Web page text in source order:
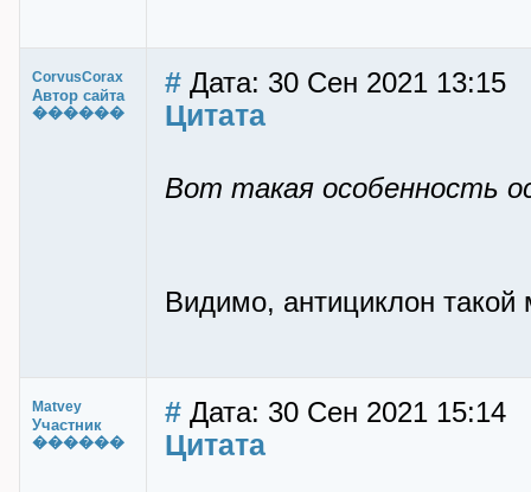
CorvusCorax
Автор сайта
������
# Дата: 30 Сен 2021 13:15
Цитата
Вот такая особенность
Видимо, антициклон
Matvey
Участник
������
# Дата: 30 Сен 2021 15:14
Цитата